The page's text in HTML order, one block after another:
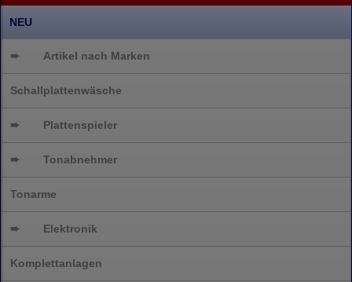
NEU
➨ Artikel nach Marken
Schallplattenwäsche
➨ Plattenspieler
➨ Tonabnehmer
Tonarme
➨ Elektronik
Komplettanlagen